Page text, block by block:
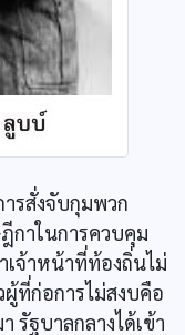
รสั่งจับกุมพวก
กาในการควบคุม
เจ้าหน้าที่ท้องถิ่นไม่
ผู้ที่ก่อการไม่สงบคือ
รัฐบาลกลางได้เข้า